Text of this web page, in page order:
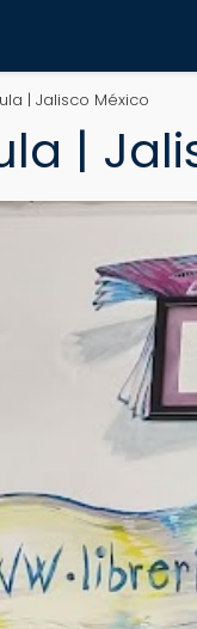
| Jalisco México
|